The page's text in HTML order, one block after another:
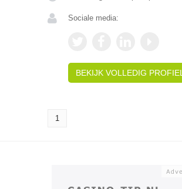
Sociale media:
BEKIJK VOLLEDIG PROFIEL
1